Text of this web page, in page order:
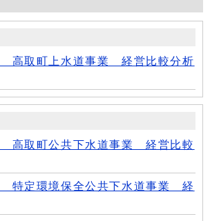
高取町上水道事業 経営比較分析
高取町公共下水道事業 経営比較
特定環境保全公共下水道事業 経